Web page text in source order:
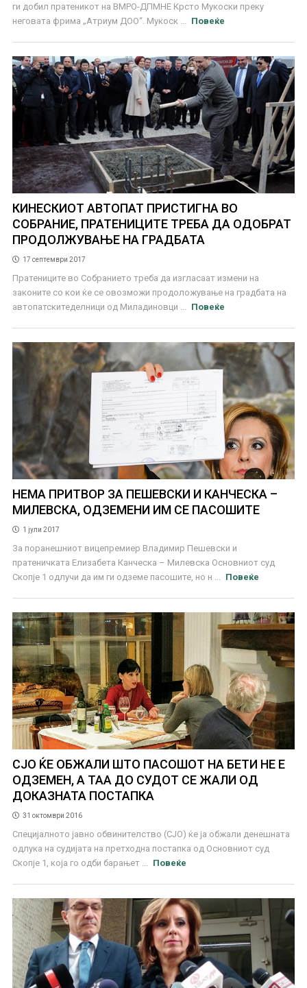
ги добил пратеникот на ВМРО-ДПМНЕ Крсто Мукоски преку
неговата фрима „Атриум ДОО“. Мукоск ...
Повеќе
КИНЕСКИОТ АВТОПАТ ПРИСТИГНА ВО
СОБРАНИЕ, ПРАТЕНИЦИТЕ ТРЕБА ДА ОДОБРАТ
ПРОДОЛЖУВАЊЕ НА ГРАДБАТА
17 септември 2017
Пратениците во Собранието треба да изгласаат измени на
законите со кои ќе се овозможи продоложување на градбата на
автопатскитеделници од Миладиновци ...
Повеќе
НЕМА ПРИТВОР ЗА ПЕШЕВСКИ И КАНЧЕСКА –
МИЛЕВСКА, ОДЗЕМЕНИ ИМ СЕ ПАСОШИТЕ
1 јули 2017
За поранешниот вицепремиер Владимир Пешевски и
пратеничката Елизабета Канческа – Милевска Основниот суд
Скопје 1 одлучи да им ги одземе пасошите, но н ...
Повеќе
СЈО ЌЕ ОБЖАЛИ ШТО ПАСОШОТ НА БЕТИ НЕ Е
ОДЗЕМЕН, А ТАА ДО СУДОТ СЕ ЖАЛИ ОД
ДОКАЗНАТА ПОСТАПКА
31 октомври 2016
Специјалното јавно обвинителство (СЈО) ќе ја обжали денешната
одлука на судијата на претходна постапка од Основниот суд
Скопје 1, која го одби барањет ...
Повеќе